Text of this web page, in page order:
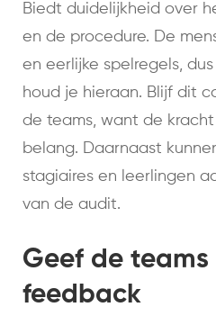
Biedt duidelijkheid over
en de procedure. De
en eerlijke spelregels,
houd je hieraan. Blijf dit
de teams, want de
belang. Daarnaast
stagiaires en leerlingen
van de audit.
Geef de
feedback